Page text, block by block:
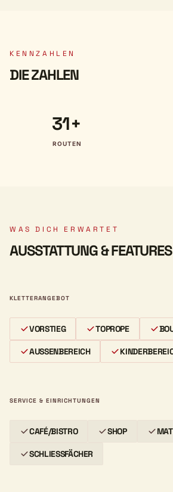
KENNZAHLEN
DIE ZAHLEN
31+
ROUTEN
WAS DICH ERWARTET
AUSSTATTUNG & FEATURES
KLETTERANGEBOT
VORSTIEG TOPROPE
AUSSENBEREICH
SERVICE & EINRICHTUNGEN
CAFÉ/BISTRO SHOP
SCHLIESSFÄCHER